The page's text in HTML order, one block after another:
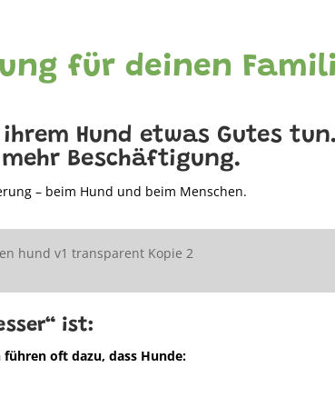
für deinen
Hund etwas Gutes tun.
Beschäftigung.
– beim Hund und beim Menschen.
ist:
oft dazu, dass Hunde: